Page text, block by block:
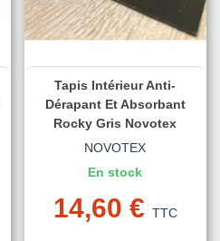
Tapis Intérieur Anti-
Dérapant Et Absorbant
Rocky Gris Novotex
NOVOTEX
En stock
14,60 € TTC